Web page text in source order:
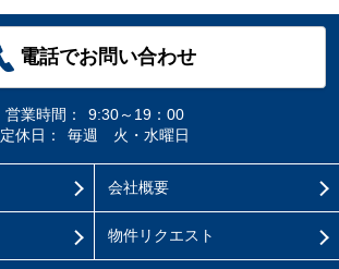
電話でお問い合わせ
営業時間：
9:30～19：00
定休日：
毎週 火・水曜日
会社概要
物件リクエスト